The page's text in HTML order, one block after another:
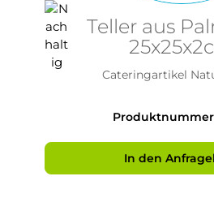
Teller aus
Cateringartikel
In den